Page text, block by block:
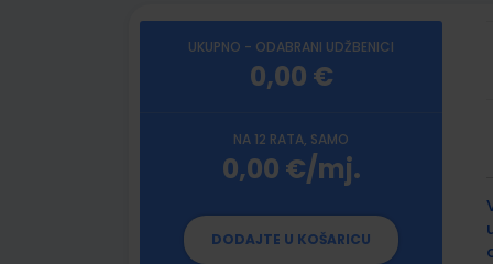
UKUPNO - ODABRANI UDŽBENICI
0,00 €
NA 12 RATA, SAMO
0,00 €/mj.
DODAJTE U KOŠARICU